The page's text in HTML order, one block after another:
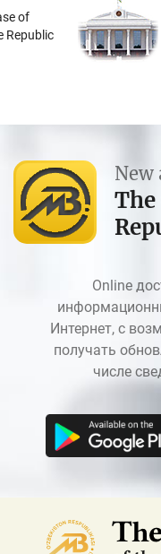
of
Republic
New
Online
Интернет, с
получать
числе